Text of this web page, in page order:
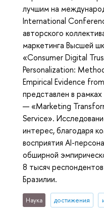
лучшим на
International
авторского
маркетинга Высшей
«Consumer Digital
Personalization:
Empirical Evidence
представлен в
— «Marketing
Service».
интерес, благодаря
восприятия AI-
обширной
8 тысяч
Бразилии.
Наука достижения